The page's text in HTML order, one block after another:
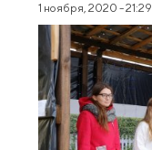
1 ноября, 2020 - 21:29